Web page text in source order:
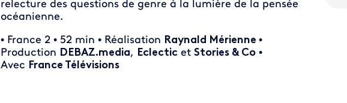
relecture des questions de genre à la lumière de la pensée
océanienne.
• France 2 • 52 min • Réalisation Raynald Mérienne •
Production DEBAZ.media, Eclecticet Stories & Co•
Avec France Télévisions